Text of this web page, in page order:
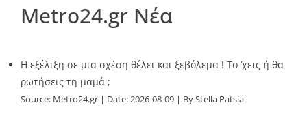
Metro24.gr Νέα
Η εξέλιξη σε μια σχέση θέλει και ξεβόλεμα ! Το ‘χεις ή θα
ρωτήσεις τη μαμά ;
Source: Metro24.gr Date: 2026-08-09 By Stella Patsia